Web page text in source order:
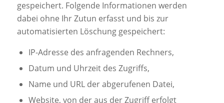
gespeichert. Folgende Informationen werden
dabei ohne Ihr Zutun erfasst und bis zur
automatisierten Löschung gespeichert:
IP-Adresse des anfragenden Rechners,
Datum und Uhrzeit des Zugriffs,
Name und URL der abgerufenen Datei,
Website, von der aus der Zugriff erfolgt